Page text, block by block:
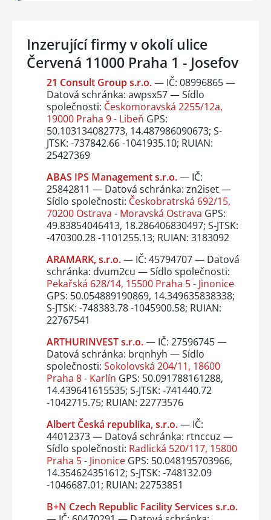
Inzerující firmy v okolí ulice
Červená 11000 Praha 1 - Josefov
21 Consult Group s.r.o.— IČ: 08996865 —
Datová schránka: awpsx57 — Sídlo
společnosti: Českomoravská 2255/12a,
19000 Praha 9 - Libeň GPS:
50.103134082773, 14.487986090673; S-
JTSK: -737842.66 -1041935.10; RUIAN:
25427369
ABAS IPS Management s.r.o.— IČ:
25842811 — Datová schránka: zn2iset —
Sídlo společnosti: Českobratrská 692/15,
70200 Ostrava - Moravská Ostrava GPS:
49.83854046413, 18.286406830497; S-JTSK:
-470300.28 -1101255.13; RUIAN: 3183092
ARAMARK, s.r.o.— IČ: 45794707 — Datová
schránka: dvum2cu — Sídlo společnosti:
Pekařská 628/14, 15500 Praha 5 - Jinonice
GPS: 50.054889190869, 14.349635838338;
S-JTSK: -748383.78 -1045900.58; RUIAN:
22767541
ARTHURINVEST s.r.o.— IČ: 27596745 —
Datová schránka: brqnhyh — Sídlo
společnosti: Sokolovská 204/11, 18600
Praha 8 - Karlín GPS: 50.091788161288,
14.439641615535; S-JTSK: -741440.72
-1042715.75; RUIAN: 22773576
Albert Česká republika, s.r.o.— IČ:
44012373 — Datová schránka: rtnccuz —
Sídlo společnosti: Radlická 520/117, 15800
Praha 5 - JinoniceGPS: 50.048195703966,
14.354624351612; S-JTSK: -748132.09
-1046687.01; RUIAN: 22753851
B+N Czech Republic Facility Services s.r.o.